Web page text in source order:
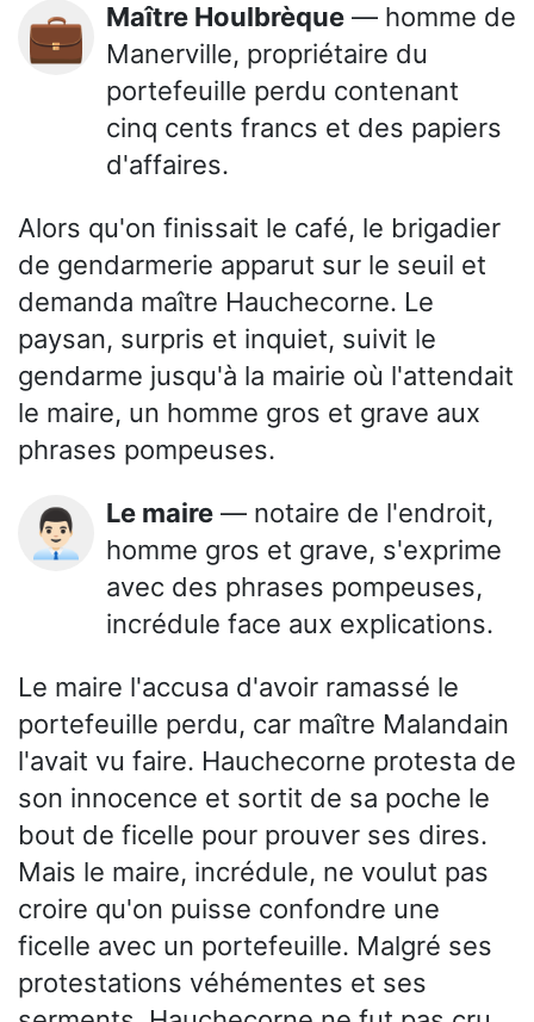
💼 Maître Houlbrèque — homme de
Manerville, propriétaire du
portefeuille perdu contenant
cinq cents francs et des papiers
d'affaires.
Alors qu'on finissait le café, le brigadier
de gendarmerie apparut sur le seuil et
demanda maître Hauchecorne. Le
paysan, surpris et inquiet, suivit le
gendarme jusqu'à la mairie où l'attendait
le maire, un homme gros et grave aux
phrases pompeuses.
👨🏻‍💼 Le maire — notaire de l'endroit,
homme gros et grave, s'exprime
avec des phrases pompeuses,
incrédule face aux explications.
Le maire l'accusa d'avoir ramassé le
portefeuille perdu, car maître Malandain
l'avait vu faire. Hauchecorne protesta de
son innocence et sortit de sa poche le
bout de ficelle pour prouver ses dires.
Mais le maire, incrédule, ne voulut pas
croire qu'on puisse confondre une
ficelle avec un portefeuille. Malgré ses
protestations véhémentes et ses